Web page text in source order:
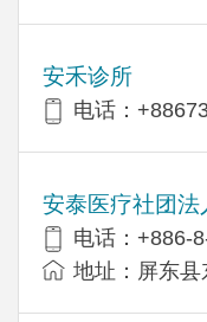
安禾诊所
电话：
安泰医疗社团法
电话：+886-
地址：屏东